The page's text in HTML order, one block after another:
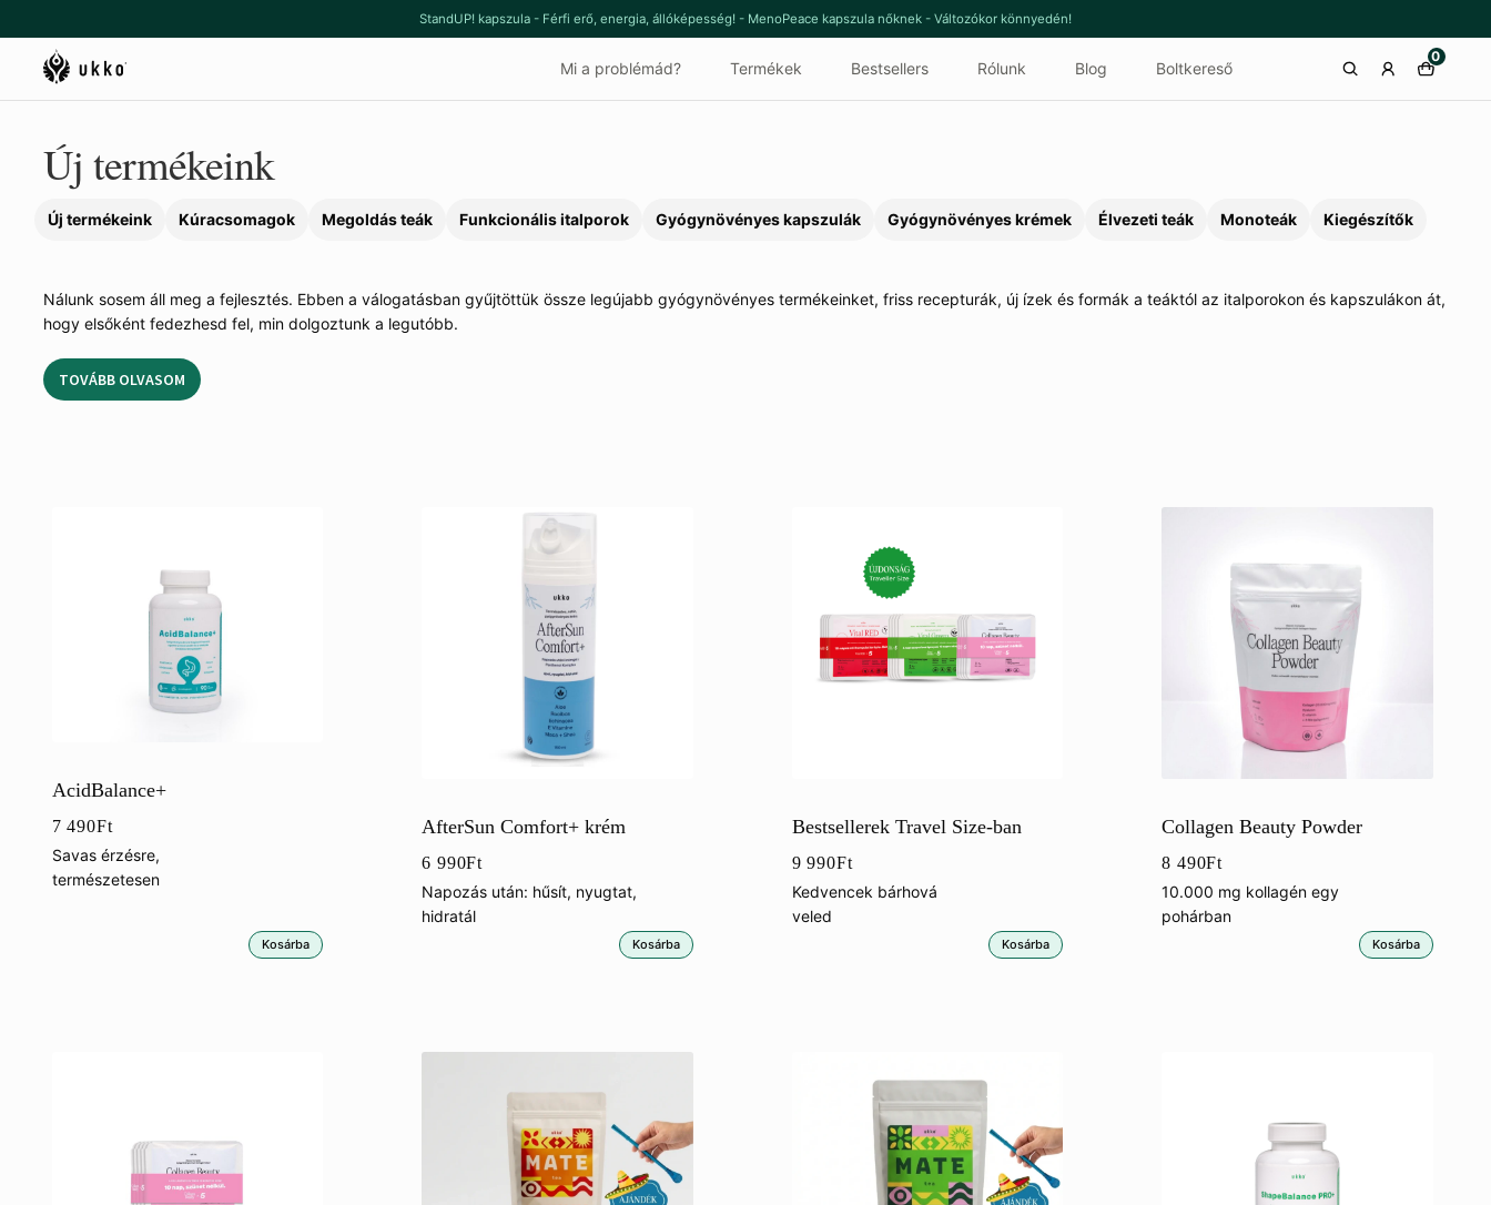
a
navigációhoz
a
tartalomba
StandUP! kapszula - Férfi erő, energia, állóképesség! - MenoPeace kapszula nőknek - Változókor könnyedén!
Mi a problémád? Termékek Bestsellers Rólunk Blog Boltkereső
0
Nálunk sosem áll meg a fejlesztés. Ebben a válogatásban gyűjtöttük össze legújabb gyógynövényes termékeinket, friss recepturák, új ízek és formák a teáktól az italporokon és kapszulákon át,
hogy elsőként fedezhesd fel, min dolgoztunk a legutóbb.
TOVÁBB OLVASOM
AcidBalance+
7 490Ft
Savas érzésre,
természetesen
Kosárba
AfterSun Comfort+ krém
6 990Ft
Napozás után: hűsít, nyugtat,
hidratál
Kosárba
Bestsellerek Travel Size-ban
9 990Ft
Kedvencek bárhová
veled
Kosárba
Collagen Beauty Powder
8 490Ft
10.000 mg kollagén egy
pohárban
Kosárba
Új termékeink
Új termékeink Kúracsomagok Megoldás teák Funkcionális italporok Gyógynövényes kapszulák Gyógynövényes krémek Élvezeti teák Monoteák Kiegészítők